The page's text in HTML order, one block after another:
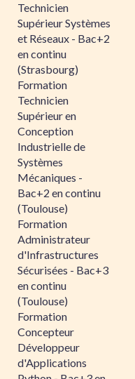
Technicien
Supérieur Systèmes
et Réseaux - Bac+2
en continu
(Strasbourg)
Formation
Technicien
Supérieur en
Conception
Industrielle de
Systèmes
Mécaniques -
Bac+2 en continu
(Toulouse)
Formation
Administrateur
d'Infrastructures
Sécurisées - Bac+3
en continu
(Toulouse)
Formation
Concepteur
Développeur
d'Applications